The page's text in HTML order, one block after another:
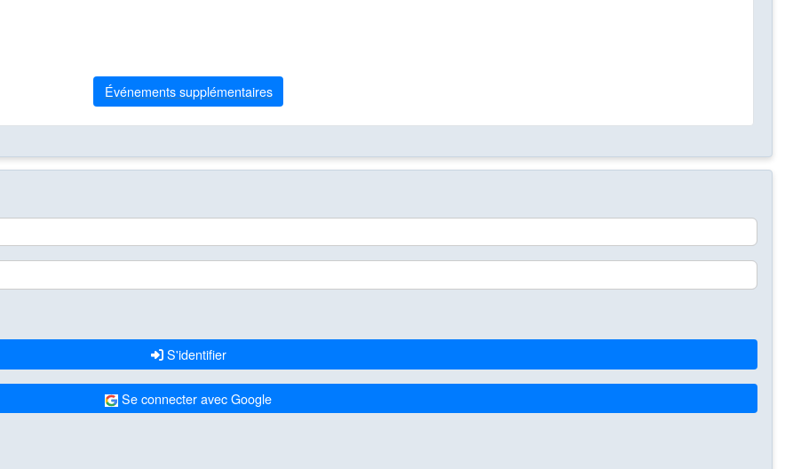
S'identifier
Se connecter avec Google
Événements supplémentaires